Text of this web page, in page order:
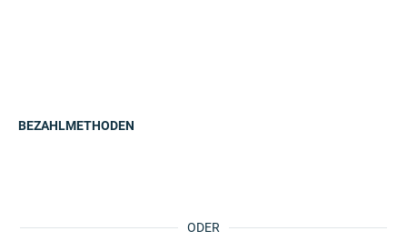
ODER
BEZAHLMETHODEN